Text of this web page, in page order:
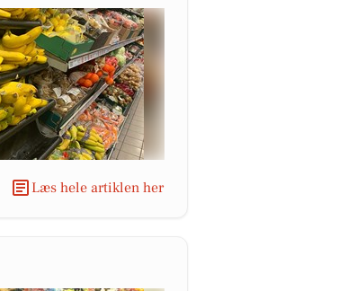
Læs hele artiklen her